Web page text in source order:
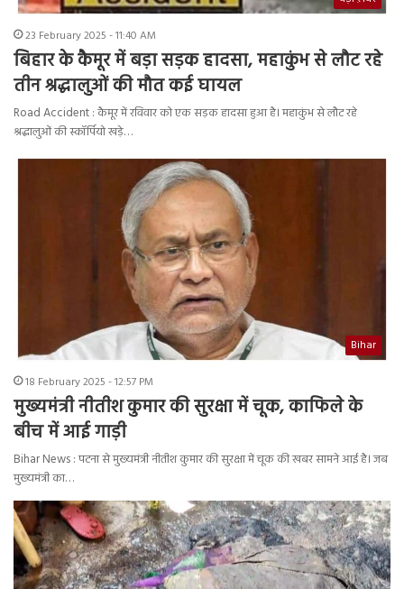
23 February 2025 - 11:40 AM
बिहार के कैमूर में बड़ा सड़क हादसा, महाकुंभ से लौट रहे
तीन श्रद्धालुओं की मौत कई घायल
Road Accident : कैमूर में रविवार को एक सड़क हादसा हुआ है। महाकुंभ से लौट रहे
श्रद्धालुओं की स्कॉर्पियो खड़े…
Bihar
18 February 2025 - 12:57 PM
मुख्यमंत्री नीतीश कुमार की सुरक्षा में चूक, काफिले के
बीच में आई गाड़ी
Bihar News : पटना से मुख्यमंत्री नीतीश कुमार की सुरक्षा में चूक की खबर सामने आई है। जब
मुख्यमंत्री का…